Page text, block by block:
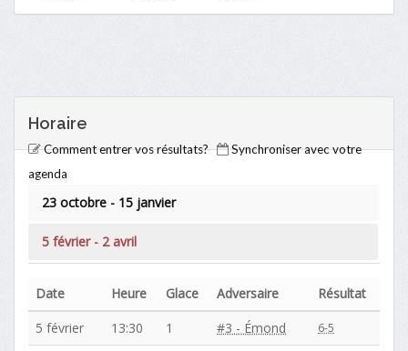
Horaire
Comment entrer vos résultats?
Synchroniser avec votre
agenda
23 octobre - 15 janvier
5 février - 2 avril
Date Heure Glace Adversaire
Résultat
5 février
13:30 1 #3 - Émond 6-5